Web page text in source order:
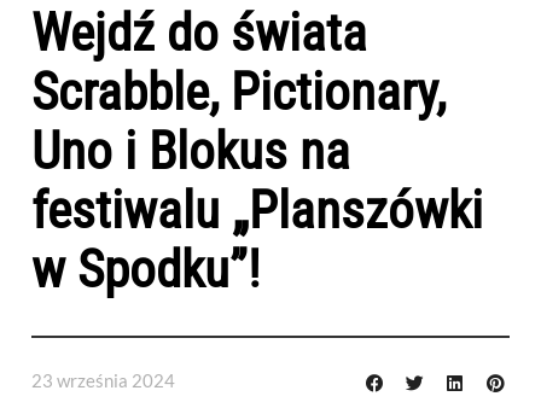
Wejdź do świata
Scrabble, Pictionary,
Uno i Blokus na
festiwalu „Planszówki
w Spodku”!
23 września 2024